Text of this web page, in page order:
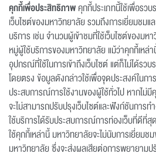
คุกกี้เพื่อประสิทธิภาพคุกกี้ประเภทนี้ใช้เพื่อรว
เว็บไซต์ของมหาวิทยาลัย รวมถึงการเยี่ยมชมแ
บริการ เช่น จำนวนผู้เข้าชมที่ใช้เว็บไซต์ของม
หมู่ผู้ใช้บริการของมหาวิทยาลัย แม้ว่าคุกกี้เหล่
อุปกรณ์ที่ใช้ในการเข้าถึงเว็บไซต์ แต่ก็ไม่ได้รว
โดยตรง ข้อมูลดังกล่าวใช้เพื่อจุดประสงค์ในกา
ประสบการณ์การใช้งานของผู้ใช้ทั่วไป หากไ
จะไม่สามารถปรับปรุงเว็บไซต์และฟังก์ชันการ
ใช้บริการได้รับประสบการณ์การท่องเว็บที่ดีที่
ใช้คุกกี้เหล่านี้ มหาวิทยาลัยจะไม่นับการเยี่ยมช
มหาวิทยาลัย ซึ่งจะส่งผลเสียต่อการพยายามป